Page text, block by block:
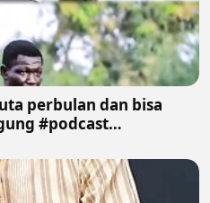
perbulan dan bisa
#podcast